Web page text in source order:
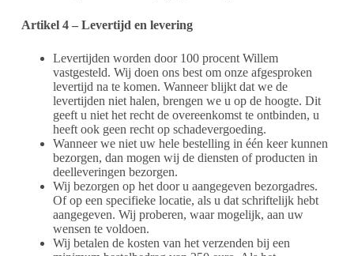
Artikel 4 – Levertijd en levering
Levertijden worden door 100 procent Willem
vastgesteld. Wij doen ons best om onze afgesproken
levertijd na te komen. Wanneer blijkt dat we de
levertijden niet halen, brengen we u op de hoogte. Dit
geeft u niet het recht de overeenkomst te ontbinden, u
heeft ook geen recht op schadevergoeding.
Wanneer we niet uw hele bestelling in één keer kunnen
bezorgen, dan mogen wij de diensten of producten in
deelleveringen bezorgen.
Wij bezorgen op het door u aangegeven bezorgadres.
Of op een specifieke locatie, als u dat schriftelijk hebt
aangegeven. Wij proberen, waar mogelijk, aan uw
wensen te voldoen.
Wij betalen de kosten van het verzenden bij een